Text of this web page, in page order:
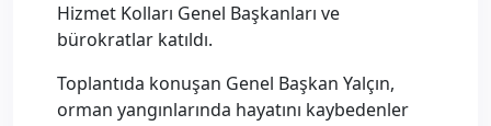
Hizmet Kolları Genel Başkanları ve
bürokratlar katıldı.
Toplantıda konuşan Genel Başkan Yalçın,
orman yangınlarında hayatını kaybedenler